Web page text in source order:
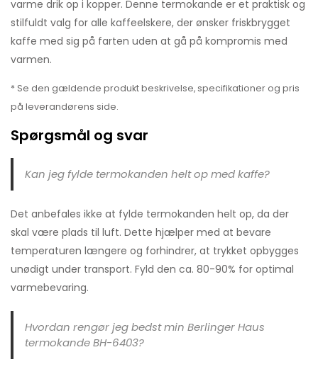
varme drik op i kopper. Denne termokande er et praktisk og
stilfuldt valg for alle kaffeelskere, der ønsker friskbrygget
kaffe med sig på farten uden at gå på kompromis med
varmen.
* Se den gældende produkt beskrivelse, specifikationer og pris
på leverandørens side.
Spørgsmål og svar
Kan jeg fylde termokanden helt op med kaffe?
Det anbefales ikke at fylde termokanden helt op, da der
skal være plads til luft. Dette hjælper med at bevare
temperaturen længere og forhindrer, at trykket opbygges
unødigt under transport. Fyld den ca. 80-90% for optimal
varmebevaring.
Hvordan rengør jeg bedst min Berlinger Haus
termokande BH-6403?